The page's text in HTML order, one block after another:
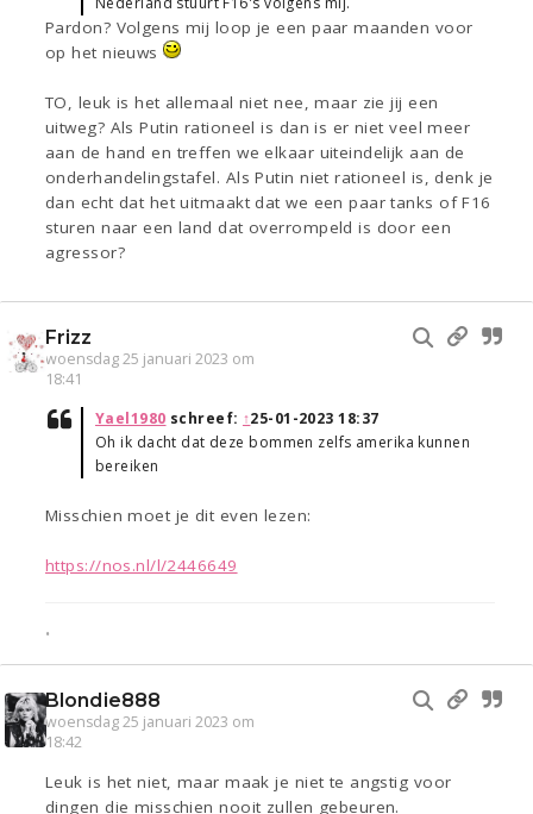
Pardon? Volgens mij loop je een paar maanden voor
op het nieuws
TO, leuk is het allemaal niet nee, maar zie jij een
uitweg? Als Putin rationeel is dan is er niet veel meer
aan de hand en treffen we elkaar uiteindelijk aan de
onderhandelingstafel. Als Putin niet rationeel is, denk je
dan echt dat het uitmaakt dat we een paar tanks of F16
sturen naar een land dat overrompeld is door een
agressor?
Frizz
woensdag 25 januari 2023 om
18:41
Yael1980 schreef: ↑25-01-2023 18:37
Oh ik dacht dat deze bommen zelfs amerika kunnen
bereiken
Misschien moet je dit even lezen:
https://nos.nl/l/2446649
•
Blondie888
woensdag 25 januari 2023 om
18:42
Leuk is het niet, maar maak je niet te angstig voor
dingen die misschien nooit zullen gebeuren.